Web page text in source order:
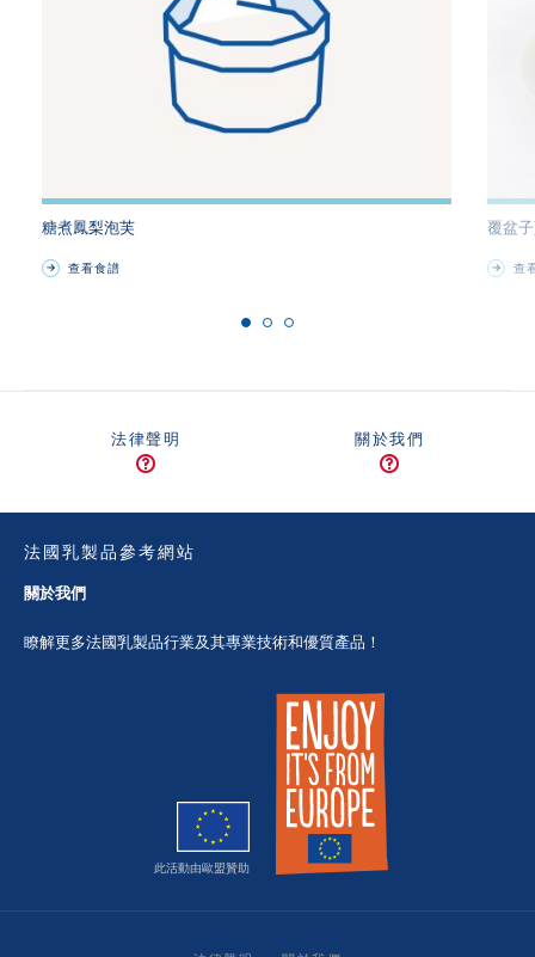
糖煮鳳梨泡芙
查看食譜
覆盆
查
法律聲明 關於我們
法國乳製品參考網站
關於我們
瞭解更多法國乳製品行業及其專業技術和優質產品！
此活動由歐盟贊助